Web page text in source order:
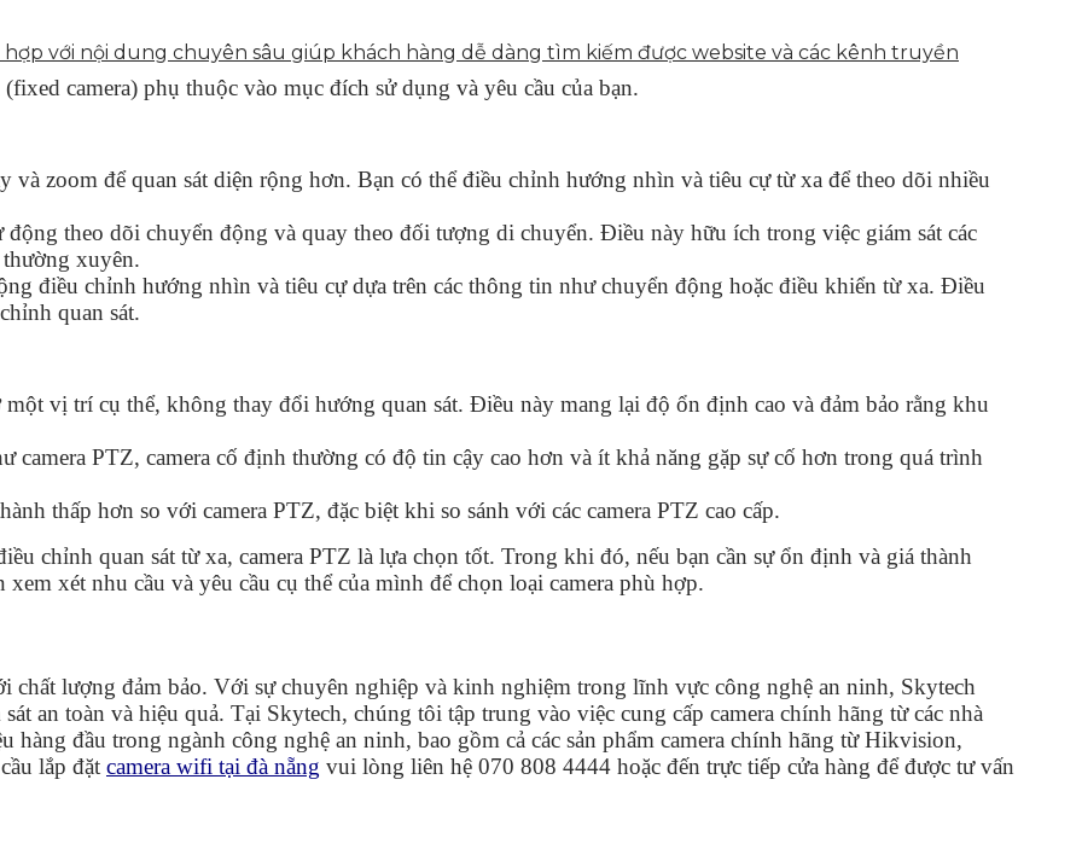
hợp với nội dung chuyên sâu giúp khách hàng dễ dàng tìm kiếm được website và các kênh truyền
camera) phụ thuộc vào mục đích sử dụng và yêu cầu của bạn.
và zoom để quan sát diện rộng hơn. Bạn có thể điều chỉnh hướng nhìn và tiêu cự từ xa để theo dõi nhiều
theo dõi chuyển động và quay theo đối tượng di chuyển. Điều này hữu ích trong việc giám sát các
xuyên.
điều chỉnh hướng nhìn và tiêu cự dựa trên các thông tin như chuyển động hoặc điều khiển từ xa. Điều
quan sát.
vị trí cụ thể, không thay đổi hướng quan sát. Điều này mang lại độ ổn định cao và đảm bảo rằng khu
PTZ, camera cố định thường có độ tin cậy cao hơn và ít khả năng gặp sự cố hơn trong quá trình
thấp hơn so với camera PTZ, đặc biệt khi so sánh với các camera PTZ cao cấp.
chỉnh quan sát từ xa, camera PTZ là lựa chọn tốt. Trong khi đó, nếu bạn cần sự ổn định và giá thành
xét nhu cầu và yêu cầu cụ thể của mình để chọn loại camera phù hợp.
chất lượng đảm bảo. Với sự chuyên nghiệp và kinh nghiệm trong lĩnh vực công nghệ an ninh, Skytech
an toàn và hiệu quả. Tại Skytech, chúng tôi tập trung vào việc cung cấp camera chính hãng từ các nhà
đầu trong ngành công nghệ an ninh, bao gồm cả các sản phẩm camera chính hãng từ Hikvision,
lắp đặt camera wifi tại đà nẵng vui lòng liên hệ 070 808 4444 hoặc đến trực tiếp cửa hàng để được tư vấn